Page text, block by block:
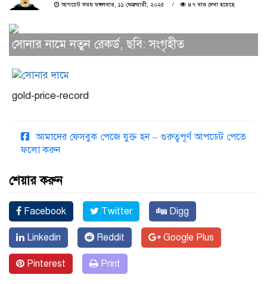
আপডেট সময় মঙ্গলবার, ১১ ফেব্রুয়ারী, ২০২৫ ৪৭ বার দেখা হয়েছে
সোনার নামে নতুন রেকর্ড, ছবি: সংগৃহীত
gold-price-record
আমাদের ফেসবুক পেজে যুক্ত হন – গুরুত্বপূর্ণ আপডেট পেতে
ফলো করুন
শেয়ার করুন
Facebook Twitter Digg
Linkedin Reddit Google Plus
Pinterest Print